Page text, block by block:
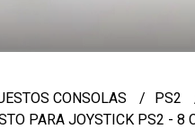
CONSOLAS
PS2
PARA JOYSTICK PS2 - 8